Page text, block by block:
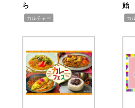
ら
カルチャー
始
カ